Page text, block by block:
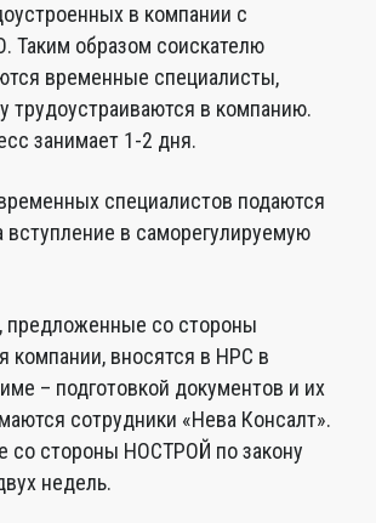
в компании с
Таким образом соискателю
временные специалисты,
трудоустраиваются в компанию.
занимает 1-2 дня.
специалистов подаются
вступление в саморегулируемую
предложенные со стороны
компании, вносятся в НРС в
– подготовкой документов и их
сотрудники «Нева Консалт».
со стороны НОСТРОЙ по закону
недель.